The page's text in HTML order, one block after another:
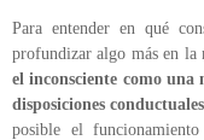
Para entender en qué
profundizar algo más en la
el inconsciente como
disposiciones
posible el